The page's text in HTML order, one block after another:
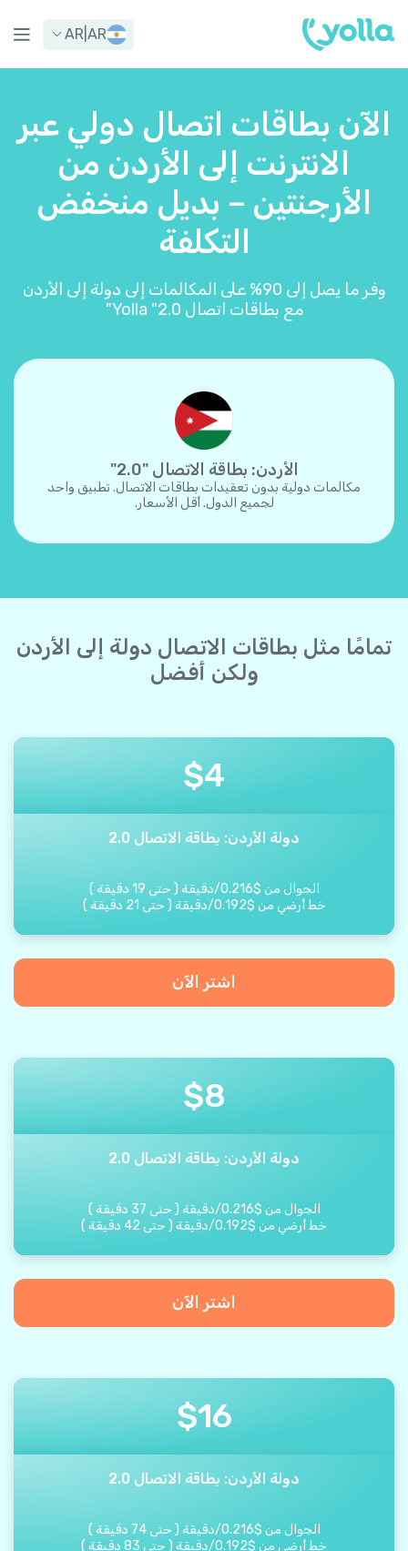
AR
AR
الآن بطاقات اتصال دولي عبر
الانترنت إلى الأردن من
الأرجنتين – بديل منخفض
التكلفة
وفر ما يصل إلى 90% على المكالمات إلى دولة إلى الأردن
مع بطاقات اتصال Yolla "2.0"
الأردن: بطاقة الاتصال "2.0"
مكالمات دولية بدون تعقيدات بطاقات الاتصال. تطبيق واحد
لجميع الدول. أقل الأسعار.
تمامًا مثل بطاقات الاتصال دولة إلى الأردن
ولكن أفضل
$4
دولة الأردن: بطاقة الاتصال 2.0
الجوال من $
0.216
/دقيقة ( حتى 19 دقيقة )
خط أرضي من $
0.192
/دقيقة ( حتى 21 دقيقة )
اشتر الآن
$8
دولة الأردن: بطاقة الاتصال 2.0
الجوال من $
0.216
/دقيقة ( حتى 37 دقيقة )
خط أرضي من $
0.192
/دقيقة ( حتى 42 دقيقة )
اشتر الآن
$16
دولة الأردن: بطاقة الاتصال 2.0
الجوال من $
0.216
/دقيقة ( حتى 74 دقيقة )
خط أرضي من $
0.192
/دقيقة ( حتى 83 دقيقة )